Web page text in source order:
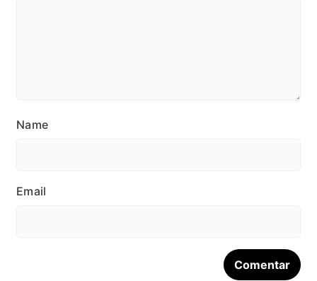
Name
Email